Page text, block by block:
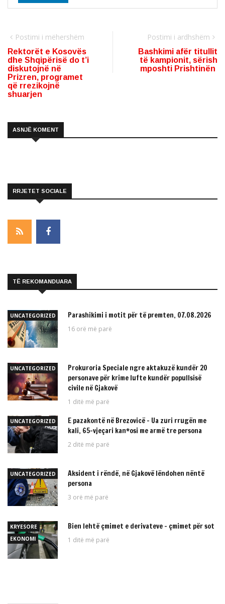
Postimi i mëhershëm
Rektorët e Kosovës
dhe Shqipërisë do t’i
diskutojnë në
Prizren, programet
që rrezikojnë
shuarjen
Postimi i ardhshëm
Bashkimi afër titullit
të kampionit, sërish
mposhti Prishtinën
ASNJË KOMENT
RRJETET SOCIALE
TË REKOMANDUARA
UNCATEGORIZED Parashikimi i motit për të premten, 07.08.2026
16 orë më parë
UNCATEGORIZED
Prokuroria Speciale ngre aktakuzë kundër 20
personave për krime lufte kundër popullsisë
civile në Gjakovë
1 ditë më parë
UNCATEGORIZED
E pazakontë në Brezovicë – Ua zuri rrugën me
kali, 65-vjeçari kan*osi me armë tre persona
2 ditë më parë
UNCATEGORIZED
Aksident i rëndë, në Gjakovë lëndohen nëntë
persona
3 orë më parë
KRYESORE
EKONOMI
Bien lehtë çmimet e derivateve – çmimet për sot
1 ditë më parë